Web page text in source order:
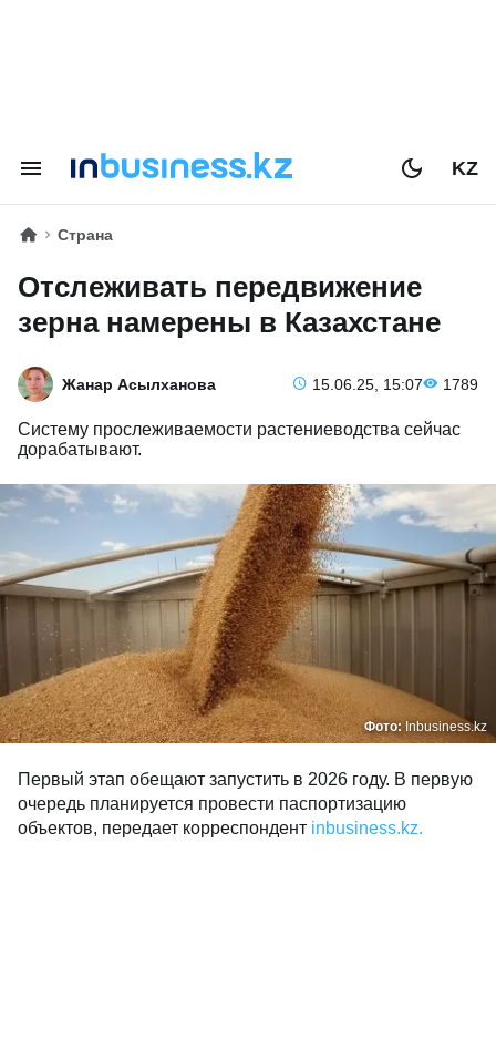
KZ
Страна
Отслеживать передвижение
зерна намерены в Казахстане
Жанар Асылханова 15.06.25, 15:07 1789
Систему прослеживаемости растениеводства сейчас
дорабатывают.
Фото: Inbusiness.kz
Первый этап обещают запустить в 2026 году. В первую
очередь планируется провести паспортизацию
объектов, передает корреспондент inbusiness.kz.